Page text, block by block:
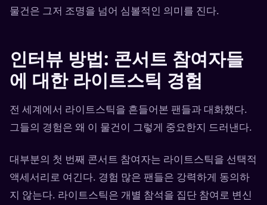
물건은 그저 조명을 넘어 심볼적인 의미를 진다.
인터뷰 방법: 콘서트 참여자들
에 대한 라이트스틱 경험
전 세계에서 라이트스틱을 흔들어본 팬들과 대화했다.
그들의 경험은 왜 이 물건이 그렇게 중요한지 드러낸다.
대부분의 첫 번째 콘서트 참여자는 라이트스틱을 선택적
액세서리로 여긴다. 경험 많은 팬들은 강력하게 동의하
지 않는다. 라이트스틱은 개별 참석을 집단 참여로 변신